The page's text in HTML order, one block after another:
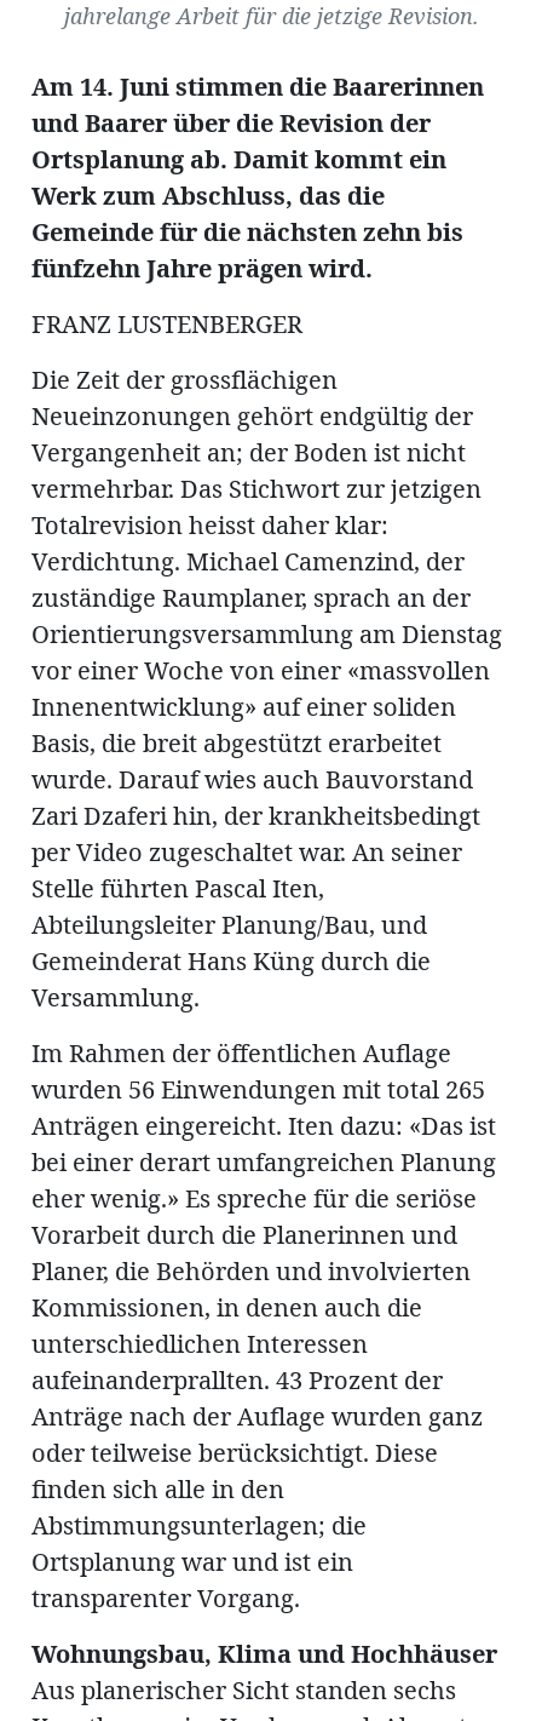
jahrelange Arbeit für die jetzige Revision.
Am 14. Juni stimmen die Baarerinnen
und Baarer über die Revision der
Ortsplanung ab. Damit kommt ein
Werk zum Abschluss, das die
Gemeinde für die nächsten zehn bis
fünfzehn Jahre prägen wird.
FRANZ LUSTENBERGER
Die Zeit der grossflächigen
Neueinzonungen gehört endgültig der
Vergangenheit an; der Boden ist nicht
vermehrbar. Das Stichwort zur jetzigen
Totalrevision heisst daher klar:
Verdichtung. Michael Camenzind, der
zuständige Raumplaner, sprach an der
Orientierungsversammlung am Dienstag
vor einer Woche von einer «massvollen
Innenentwicklung» auf einer soliden
Basis, die breit abgestützt erarbeitet
wurde. Darauf wies auch Bauvorstand
Zari Dzaferi hin, der krankheitsbedingt
per Video zugeschaltet war. An seiner
Stelle führten Pascal Iten,
Abteilungsleiter Planung/Bau, und
Gemeinderat Hans Küng durch die
Versammlung.
Im Rahmen der öffentlichen Auflage
wurden 56 Einwendungen mit total 265
Anträgen eingereicht. Iten dazu: «Das ist
bei einer derart umfangreichen Planung
eher wenig.» Es spreche für die seriöse
Vorarbeit durch die Planerinnen und
Planer, die Behörden und involvierten
Kommissionen, in denen auch die
unterschiedlichen Interessen
aufeinanderprallten. 43 Prozent der
Anträge nach der Auflage wurden ganz
oder teilweise berücksichtigt. Diese
finden sich alle in den
Abstimmungsunterlagen; die
Ortsplanung war und ist ein
transparenter Vorgang.
Wohnungsbau, Klima und Hochhäuser
Aus planerischer Sicht standen sechs